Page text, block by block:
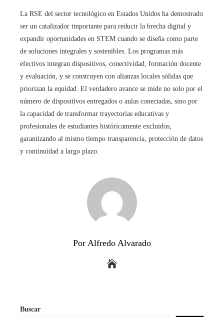
La RSE del sector tecnológico en Estados Unidos ha demostrado
ser un catalizador importante para reducir la brecha digital y
expandir oportunidades en STEM cuando se diseña como parte
de soluciones integrales y sostenibles. Los programas más
efectivos integran dispositivos, conectividad, formación docente
y evaluación, y se construyen con alianzas locales sólidas que
priorizan la equidad. El verdadero avance se mide no solo por el
número de dispositivos entregados o aulas conectadas, sino por
la capacidad de transformar trayectorias educativas y
profesionales de estudiantes históricamente excluidos,
garantizando al mismo tiempo transparencia, protección de datos
y continuidad a largo plazo.
Por Alfredo Alvarado
Buscar